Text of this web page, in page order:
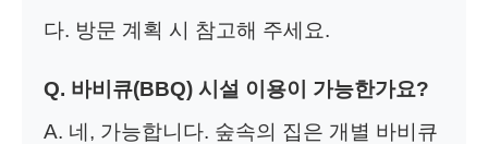
다. 방문 계획 시 참고해 주세요.
Q. 바비큐(BBQ) 시설 이용이 가능한가요?
A. 네, 가능합니다. 숲속의 집은 개별 바비큐